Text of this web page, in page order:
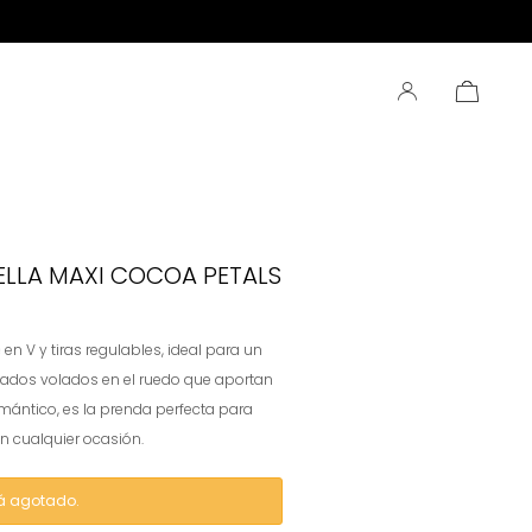
MAXI COCOA PETALS
V y tiras regulables, ideal para un
volados en el ruedo que aportan
es la prenda perfecta para
cualquier ocasión.
agotado.